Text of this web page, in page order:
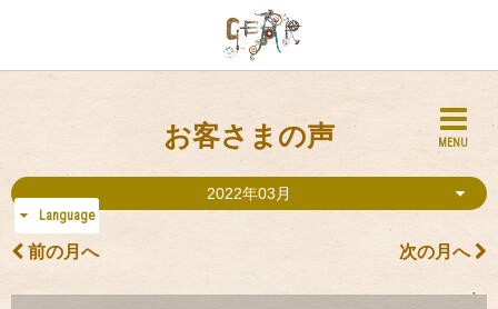
MENU
Language
お客さまの声
2022年03月
前の月へ 次の月へ